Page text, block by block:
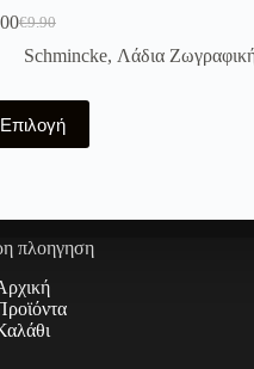
€9.90
Original
price
€9.90.
Η
τρέχουσα
είναι:
€9.00.
Schmincke, Λάδια
Επιλογή
πλοηγηση